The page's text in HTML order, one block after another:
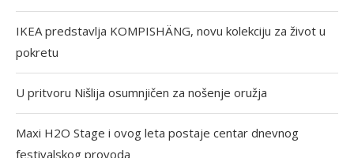
IKEA predstavlja KOMPISHÄNG, novu kolekciju za život u
pokretu
U pritvoru Nišlija osumnjičen za nošenje oružja
Maxi H2O Stage i ovog leta postaje centar dnevnog
festivalskog provoda